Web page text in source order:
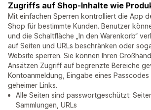
Zugriffs auf Shop-Inhalte wie
Mit einfachen Sperren kontrolliert die App
Shop für bestimmte Kunden. Benutzer
und die Schaltfläche „In den Warenkorb“
auf Seiten und URLs beschränken oder
Website sperren. Sie können Ihren
Ansätzen Zugriff auf begrenzte Bereiche
Kontoanmeldung, Eingabe eines
geheimer Links.
Alle Seiten sind passwortgeschützt:
Sammlungen, URLs